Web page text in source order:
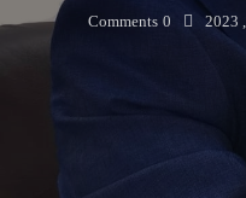
0
Comments